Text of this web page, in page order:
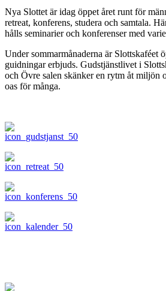
Nya Slottet är idag öppet året runt för
retreat, konferens, studera och samtala.
hålls seminarier och konferenser med
Under sommarmånaderna är Slottskaféet
guidningar erbjuds. Gudstjänstlivet i
och Övre salen skänker en rytm åt miljön
oas för många.